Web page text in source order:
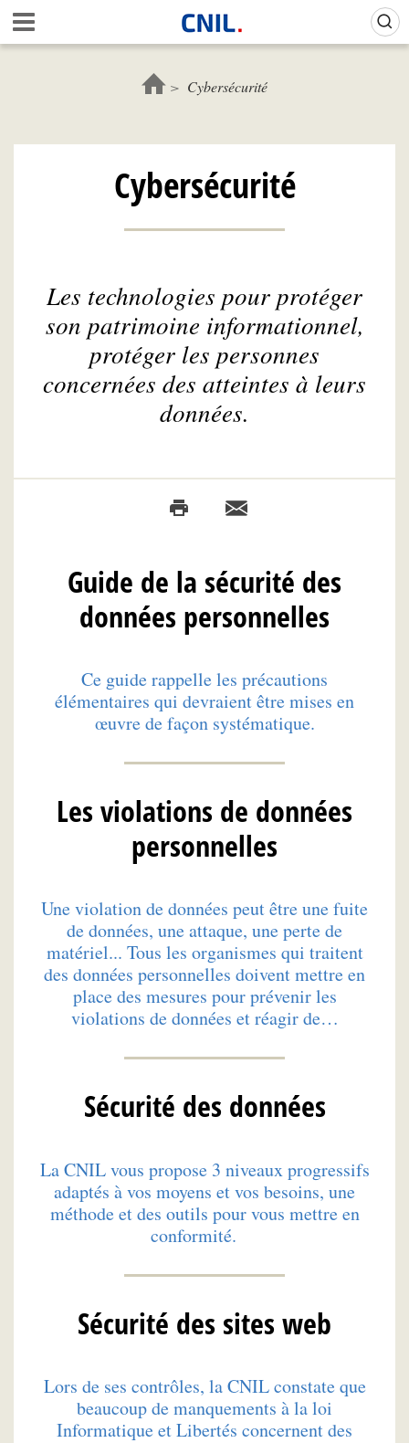
Aller
au
contenu
c
l
C
N
Cybersécurité
Cybersécurité
Les technologies pour protéger
son patrimoine informationnel,
protéger les personnes
concernées des atteintes à leurs
données.
Guide de la sécurité des
données personnelles
Ce guide rappelle les précautions
élémentaires qui devraient être mises en
œuvre de façon systématique.
Les violations de données
personnelles
Une violation de données peut être une fuite
de données, une attaque, une perte de
matériel... Tous les organismes qui traitent
des données personnelles doivent mettre en
place des mesures pour prévenir les
violations de données et réagir de…
Sécurité des données
La CNIL vous propose 3 niveaux progressifs
adaptés à vos moyens et vos besoins, une
méthode et des outils pour vous mettre en
conformité.
Sécurité des sites web
Lors de ses contrôles, la CNIL constate que
beaucoup de manquements à la loi
Informatique et Libertés concernent des
Gestion de vos préférences sur les cookies (témoins de connexion)